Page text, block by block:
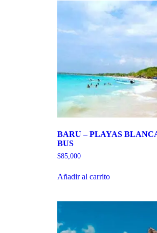
BARU – PLAYAS
BUS
$85,000
Añadir al carrito